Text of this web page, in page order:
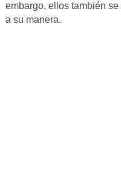
embargo, ellos también
a su manera.